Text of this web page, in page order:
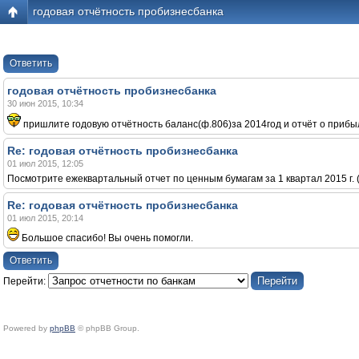
годовая отчётность пробизнесбанка
Ответить
годовая отчётность пробизнесбанка
30 июн 2015, 10:34
пришлите годовую отчётность баланс(ф.806)за 2014год и отчёт о
Re: годовая отчётность пробизнесбанка
01 июл 2015, 12:05
Посмотрите ежеквартальный отчет по ценным бумагам за 1 квартал 2015 г. (
Re: годовая отчётность пробизнесбанка
01 июл 2015, 20:14
Большое спасибо! Вы очень помогли.
Ответить
Перейти:
Powered by phpBB © phpBB Group.